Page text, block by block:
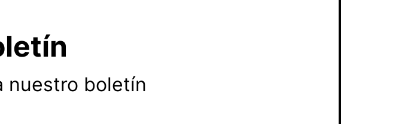
nuestro boletín